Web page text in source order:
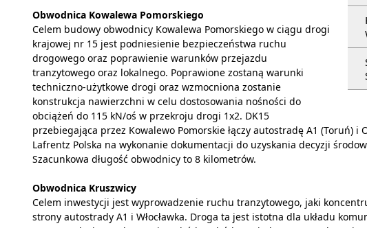
Obwodnica Kowalewa Pomorskiego
Celem budowy obwodnicy Kowalewa Pomorskiego w ciągu drogi
krajowej nr 15 jest podniesienie bezpieczeństwa ruchu
drogowego oraz poprawienie warunków przejazdu
tranzytowego oraz lokalnego. Poprawione zostaną warunki
techniczno-użytkowe drogi oraz wzmocniona zostanie
konstrukcja nawierzchni w celu dostosowania nośności do
obciążeń do 115 kN/oś w przekroju drogi 1x2. DK15
przebiegająca przez Kowalewo Pomorskie łączy autostradę A1 (Toruń)
Lafrentz Polska na wykonanie dokumentacji do uzyskania decyzji
Szacunkowa długość obwodnicy to 8 kilometrów.
Obwodnica Kruszwicy
Celem inwestycji jest wyprowadzenie ruchu tranzytowego, jaki
strony autostrady A1 i Włocławka. Droga ta jest istotna dla układu